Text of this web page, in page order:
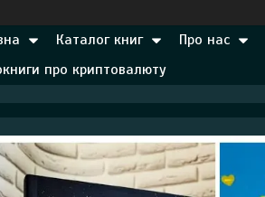
Каталог книг Про нас
про криптовалюту